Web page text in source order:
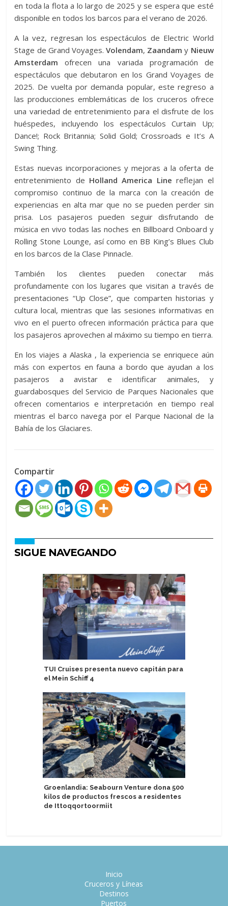
en toda la flota a lo largo de 2025 y se espera que esté
disponible en todos los barcos para el verano de 2026.
A la vez, regresan los espectáculos de Electric World
Stage de Grand Voyages. Volendam, Zaandam y Nieuw
Amsterdam ofrecen una variada programación de
espectáculos que debutaron en los Grand Voyages de
2025. De vuelta por demanda popular, este regreso a
las producciones emblemáticas de los cruceros ofrece
una variedad de entretenimiento para el disfrute de los
huéspedes, incluyendo los espectáculos Curtain Up;
Dance!; Rock Britannia; Solid Gold; Crossroads e It’s A
Swing Thing.
Estas nuevas incorporaciones y mejoras a la oferta de
entretenimiento de Holland America Line reflejan el
compromiso continuo de la marca con la creación de
experiencias en alta mar que no se pueden perder sin
prisa. Los pasajeros pueden seguir disfrutando de
música en vivo todas las noches en Billboard Onboard y
Rolling Stone Lounge, así como en BB King’s Blues Club
en los barcos de la Clase Pinnacle.
También los clientes pueden conectar más
profundamente con los lugares que visitan a través de
presentaciones “Up Close”, que comparten historias y
cultura local, mientras que las sesiones informativas en
vivo en el puerto ofrecen información práctica para que
los pasajeros aprovechen al máximo su tiempo en tierra.
En los viajes a Alaska , la experiencia se enriquece aún
más con expertos en fauna a bordo que ayudan a los
pasajeros a avistar e identificar animales, y
guardabosques del Servicio de Parques Nacionales que
ofrecen comentarios e interpretación en tiempo real
mientras el barco navega por el Parque Nacional de la
Bahía de los Glaciares.
Compartir
SIGUE NAVEGANDO
TUI Cruises presenta nuevo capitán para
el Mein Schiff 4
Groenlandia: Seabourn Venture dona 500
kilos de productos frescos a residentes
de Ittoqqortoormiit
Inicio
Cruceros y Líneas
Destinos
Puertos